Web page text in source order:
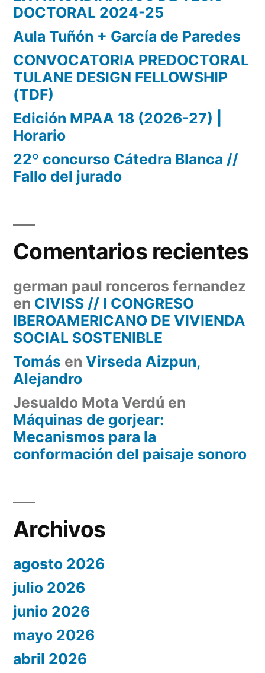
DOCTORAL 2024-25
Aula Tuñón + García de Paredes
CONVOCATORIA PREDOCTORAL
TULANE DESIGN FELLOWSHIP
(TDF)
Edición MPAA 18 (2026-27) |
Horario
22º concurso Cátedra Blanca //
Fallo del jurado
Comentarios recientes
german paul ronceros fernandez
en CIVISS // I CONGRESO
IBEROAMERICANO DE VIVIENDA
SOCIAL SOSTENIBLE
Tomás en Virseda Aizpun,
Alejandro
Jesualdo Mota Verdú en
Máquinas de gorjear:
Mecanismos para la
conformación del paisaje sonoro
Archivos
agosto 2026
julio 2026
junio 2026
mayo 2026
abril 2026